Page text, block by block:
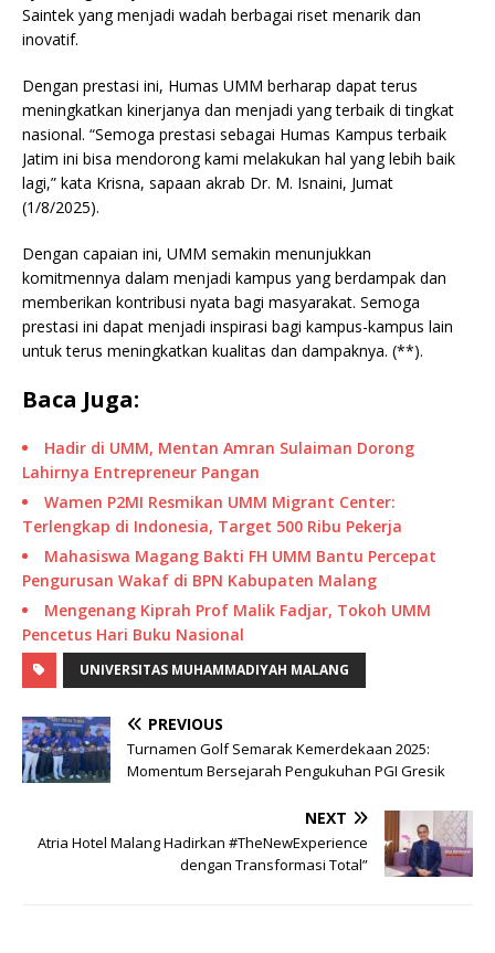
Saintek yang menjadi wadah berbagai riset menarik dan
inovatif.
Dengan prestasi ini, Humas UMM berharap dapat terus
meningkatkan kinerjanya dan menjadi yang terbaik di tingkat
nasional. “Semoga prestasi sebagai Humas Kampus terbaik
Jatim ini bisa mendorong kami melakukan hal yang lebih baik
lagi,” kata Krisna, sapaan akrab Dr. M. Isnaini, Jumat
(1/8/2025).
Dengan capaian ini, UMM semakin menunjukkan
komitmennya dalam menjadi kampus yang berdampak dan
memberikan kontribusi nyata bagi masyarakat. Semoga
prestasi ini dapat menjadi inspirasi bagi kampus-kampus lain
untuk terus meningkatkan kualitas dan dampaknya. (**).
Baca Juga:
Hadir di UMM, Mentan Amran Sulaiman Dorong
Lahirnya Entrepreneur Pangan
Wamen P2MI Resmikan UMM Migrant Center:
Terlengkap di Indonesia, Target 500 Ribu Pekerja
Mahasiswa Magang Bakti FH UMM Bantu Percepat
Pengurusan Wakaf di BPN Kabupaten Malang
Mengenang Kiprah Prof Malik Fadjar, Tokoh UMM
Pencetus Hari Buku Nasional
UNIVERSITAS MUHAMMADIYAH MALANG
PREVIOUS
Turnamen Golf Semarak Kemerdekaan 2025:
Momentum Bersejarah Pengukuhan PGI Gresik
NEXT
Atria Hotel Malang Hadirkan #TheNewExperience
dengan Transformasi Total”